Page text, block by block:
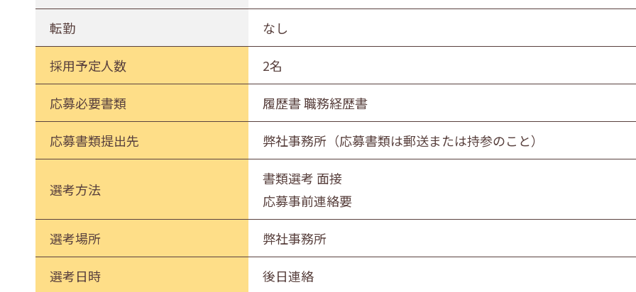
転勤 なし
採用予定人数 2名
応募必要書類 履歴書 職務経歴書
応募書類提出先 弊社事務所（応募書類は郵送または持参のこと）
選考方法
書類選考 面接
応募事前連絡要
選考場所 弊社事務所
選考日時 後日連絡